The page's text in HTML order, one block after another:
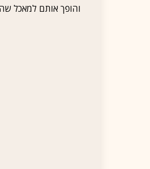
והופך אותם למאכל